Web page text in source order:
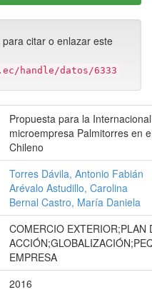
citar o enlazar este
handle/datos/6333
Propuesta para la
microempresa Palmitorres en
Chileno
Torres Dávila, Antonio Fabián
Arévalo Astudillo, Carolina
Bernal Castro, María Daniela
COMERCIO EXTERIOR;PLAN
EMPRESA
2016